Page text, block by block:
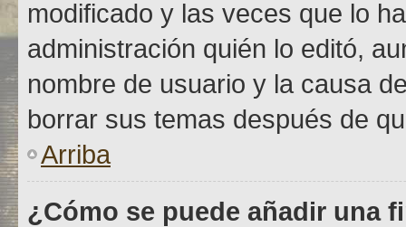
modificado y las veces que lo
administración quién lo editó,
nombre de usuario y la causa
borrar sus temas después de
Arriba
¿Cómo se puede añadir una